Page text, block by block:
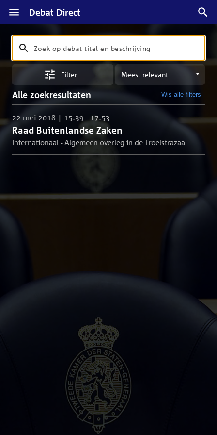
Debat Direct
Zoeken
Zoek
op
en
beschrijving
Filter
Sorteren
op
meest
Alle zoekresultaten Wis alle filters
Raad Buitenlandse Zaken
22 mei 2018 | 15:39 - 17:53
Internationaal - Algemeen overleg in de Troelstrazaal